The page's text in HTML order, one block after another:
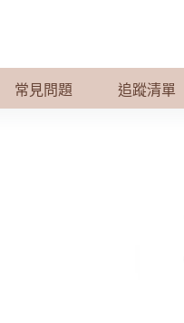
常見問題 追蹤清單